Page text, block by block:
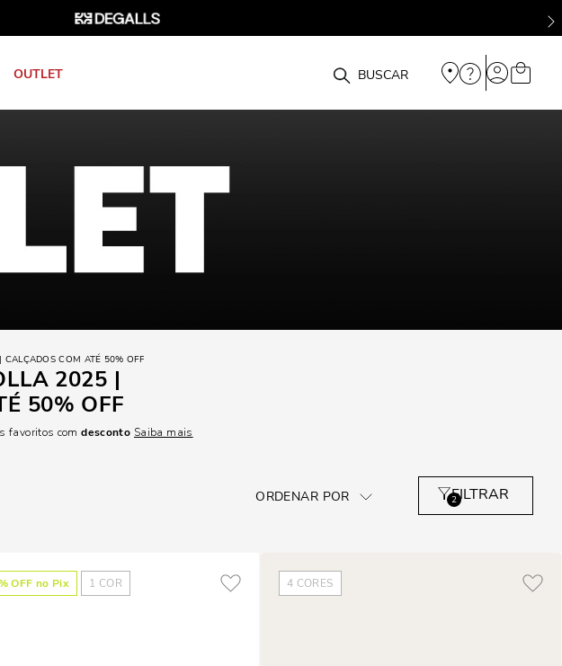
OUTLET O que você está procurando?
COM ATÉ 50% OFF
2025 |
50% OFF
favoritos comdesconto Saiba mais
2
OFF no Pix 1 COR 4 CORES